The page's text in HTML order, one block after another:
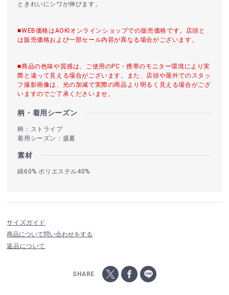
ときれいにシワが伸びます。
■WEB価格はAOKIオンラインショップでの販売価格です。店頭と
は販売価格および一部セール内容が異なる場合がございます。
■商品の色味や質感は、ご使用のPC・携帯のモニター環境により実
際と違って見える場合がございます。また、店頭や屋外でのスタッ
フ撮影画像は、光の加減で実際の商品より明るく見える場合がござ
いますのでご了承くださいませ。
柄・着用シーズン
柄：ストライプ
着用シーズン：盛夏
素材
綿60% ポリエステル40%
サイズガイド
商品について問い合わせをする
返品について
SHARE